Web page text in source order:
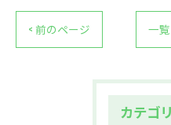
< 前のページ 一
カテゴ